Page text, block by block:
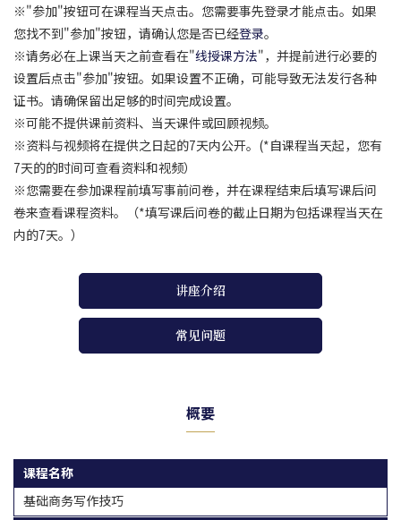
※"参加"按钮可在课程当天点击。您需要事先登录才能点击。如果
您找不到"参加"按钮，请确认您是否已经登录。
※请务必在上课当天之前查看在"线授课方法"，并提前进行必要的
设置后点击"参加"按钮。如果设置不正确，可能导致无法发行各种
证书。请确保留出足够的时间完成设置。
※可能不提供课前资料、当天课件或回顾视频。
※资料与视频将在提供之日起的7天内公开。(*自课程当天起，您有
7天的的时间可查看资料和视频）
※您需要在参加课程前填写事前问卷，并在课程结束后填写课后问
卷来查看课程资料。（*填写课后问卷的截止日期为包括课程当天在
内的7天。）
讲座介绍
常见问题
概要
课程名称
基础商务写作技巧